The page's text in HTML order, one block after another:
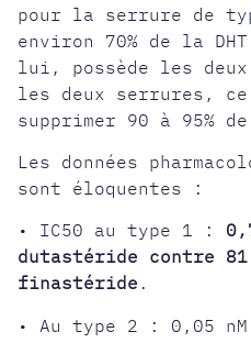
pour la serrure de
environ 70% de la
lui, possède les
les deux serrures,
supprimer 90 à 95%
Les données
sont éloquentes :
• IC50 au type 1 :
dutastéride contre
finastéride .
• Au type 2 : 0,05